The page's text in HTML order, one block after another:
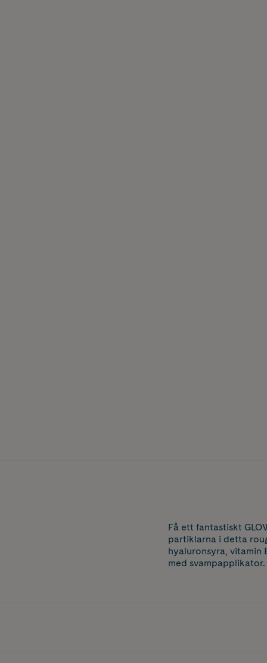
Få ett fantastiskt
partiklarna i detta
hyaluronsyra, vitamin
med svampapplikator.